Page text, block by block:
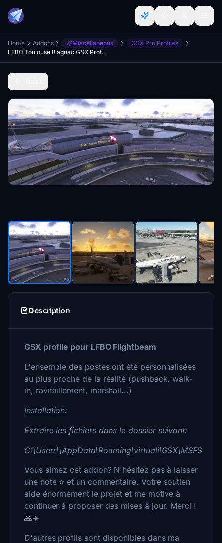
Home Addons Miscellaneous
GSX Pro Profiles
LFBO Toulouse Blagnac GSX Profile - Flightbeam
Description
GSX profile pour LFBO Flightbeam
L'ensemble des postes ont été personnalisées
au plus proche de la réalité (pushback, walk-
in, ravitaillement, marshall...)
Installation:
Extraire les fichiers dans le dossier suivant:
C:\Users\\AppData\Roaming\virtuali\GSX\MSFS
Vous aimez cet addon? N'hésitez pas à laisser
une note ⭐ et un commentaire. Votre soutien
aide énormément le projet et me motive à
continuer à proposer des mises à jour. Merci !
🙏✈️
D'autres profils sont disponibles dans ma